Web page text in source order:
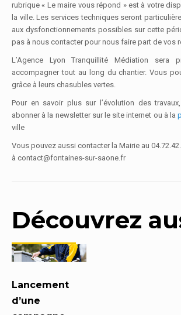
rubrique « Le maire vous répond » est à votre
la ville. Les services techniques seront
aux dysfonctionnements possibles sur cette
pas à nous contacter pour nous faire part de vos
L’Agence Lyon Tranquillité Médiation sera
accompagner tout au long du chantier. Vous
grâce à leurs chasubles vertes.
Pour en savoir plus sur l’évolution des
abonner à la newsletter sur le site internet ou à la
ville
Vous pouvez aussi contacter la Mairie au
à contact@fontaines-sur-saone.fr
Découvrez
Lancement
d’une